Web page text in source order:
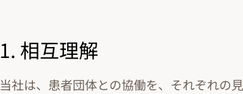
1. 相互理解
当社は、患者団体との協働を、それぞれの